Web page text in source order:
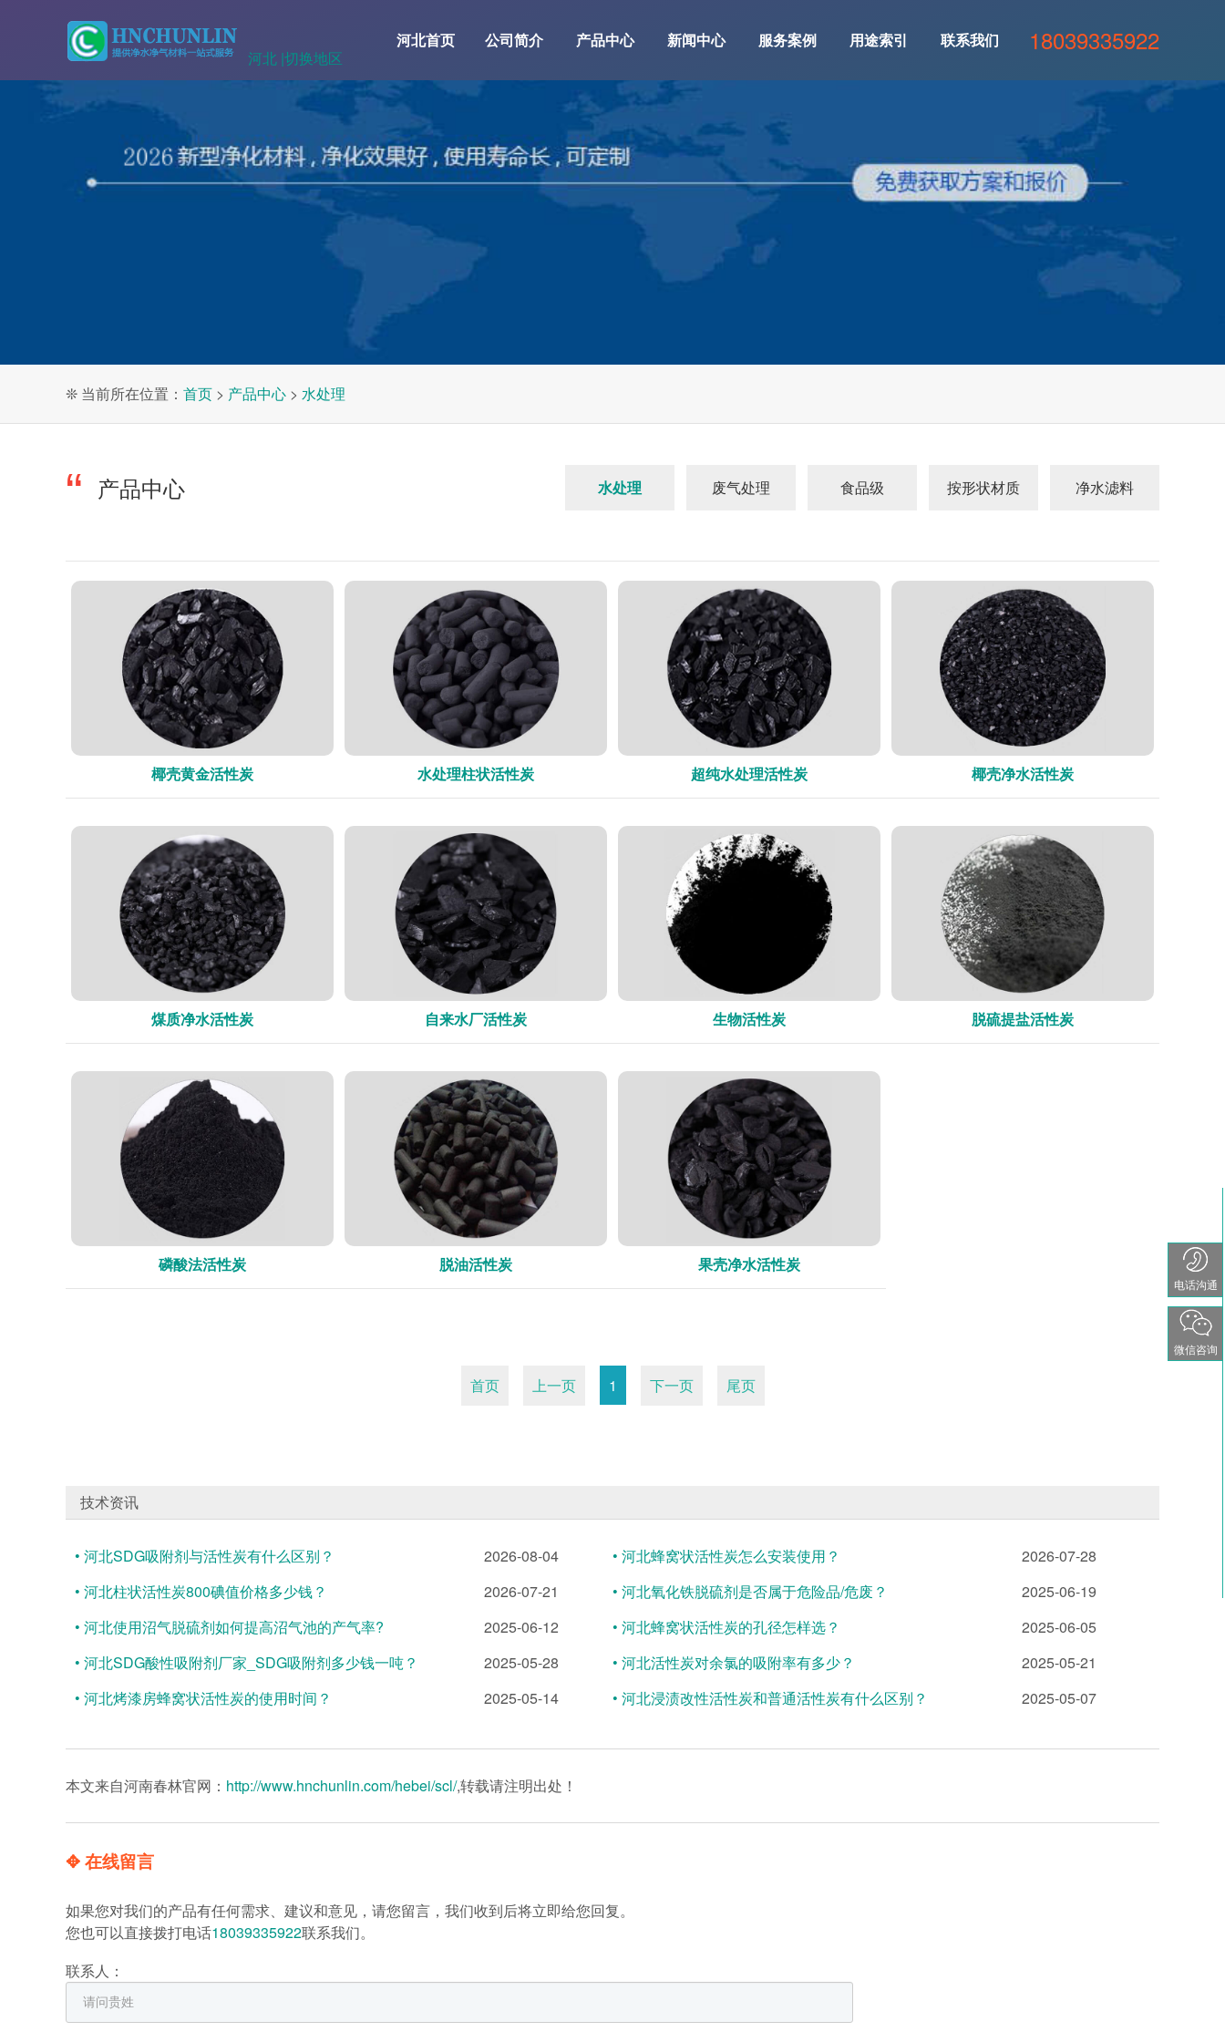
河北 |切换地区
河北首页 公司简介 产品中心 新闻中心 服务案例 用途索引 联系我们 18039335922
❊ 当前所在位置： 首页 > 产品中心 > 水处理
产品中心 水处理 废气处理 食品级 按形状材质 净水滤料
椰壳黄金活性炭 水处理柱状活性炭 超纯水处理活性炭 椰壳净水活性炭
煤质净水活性炭 自来水厂活性炭 生物活性炭 脱硫提盐活性炭
磷酸法活性炭 脱油活性炭 果壳净水活性炭
首页 上一页 1 下一页 尾页
技术资讯
• 河北SDG吸附剂与活性炭有什么区别？ 2026-08-04 • 河北蜂窝状活性炭怎么安装使用？
2026-07-28
• 河北柱状活性炭800碘值价格多少钱？
2026-07-21 • 河北氧化铁脱硫剂是否属于危险品/危废？
2025-06-19
• 河北使用沼气脱硫剂如何提高沼气池的产气率?
2025-06-12 • 河北蜂窝状活性炭的孔径怎样选？
2025-06-05
• 河北SDG酸性吸附剂厂家_SDG吸附剂多少钱一吨？
2025-05-28 • 河北活性炭对余氯的吸附率有多少？
2025-05-21
• 河北烤漆房蜂窝状活性炭的使用时间？
2025-05-14 • 河北浸渍改性活性炭和普通活性炭有什么区别？ 2025-05-07
本文来自河南春林官网： http://www.hnchunlin.com/hebei/scl/,转载请注明出处！
✥ 在线留言
如果您对我们的产品有任何需求、建议和意见，请您留言，我们收到后将立即给您回复。
您也可以直接拨打电话18039335922联系我们。
联系人：
电话沟通
微信咨询